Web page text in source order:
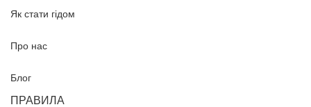
Як стати гідом
Про нас
Блог
ПРАВИЛА